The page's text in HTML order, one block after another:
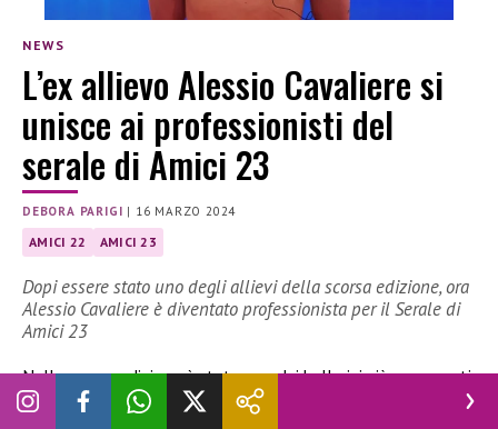
NEWS
L’ex allievo Alessio Cavaliere si
unisce ai professionisti del
serale di Amici 23
DEBORA PARIGI | 16 MARZO 2024
AMICI 22 AMICI 23
Dopi essere stato uno degli allievi della scorsa edizione, ora
Alessio Cavaliere è diventato professionista per il Serale di
Amici 23
Nella scorsa edizione è stato uno dei ballerini più apprezzati
del talent di
Maria De Filippi. E adesso, per
diventato uno dei professionisti del